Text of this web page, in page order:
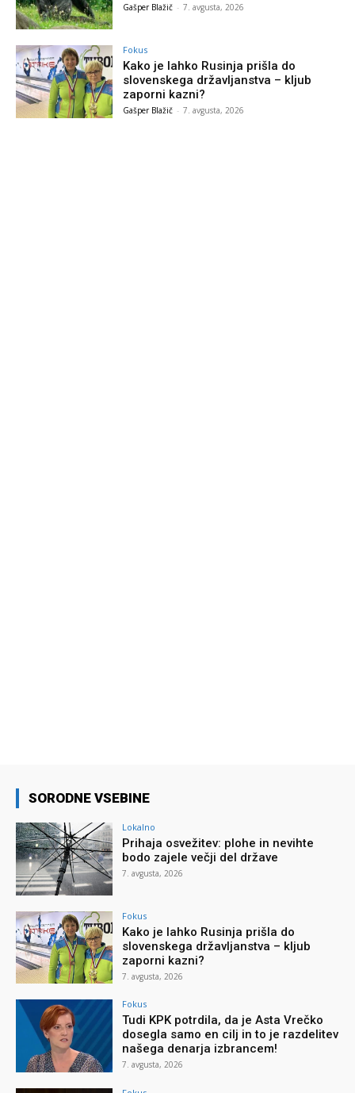
Gašper Blažič - 7. avgusta, 2026
Fokus
Kako je lahko Rusinja prišla do
slovenskega državljanstva – kljub
zaporni kazni?
Gašper Blažič - 7. avgusta, 2026
SORODNE VSEBINE
Lokalno
Prihaja osvežitev: plohe in nevihte
bodo zajele večji del države
7. avgusta, 2026
Fokus
Kako je lahko Rusinja prišla do
slovenskega državljanstva – kljub
zaporni kazni?
7. avgusta, 2026
Fokus
Tudi KPK potrdila, da je Asta Vrečko
dosegla samo en cilj in to je razdelitev
našega denarja izbrancem!
7. avgusta, 2026